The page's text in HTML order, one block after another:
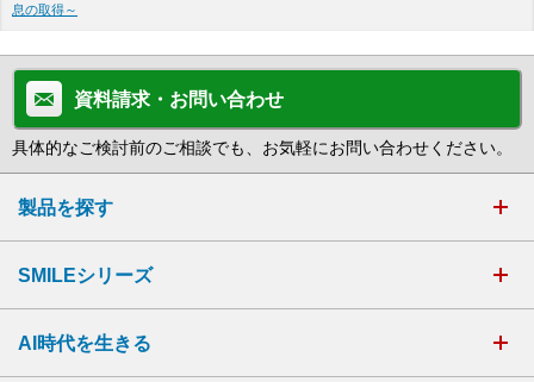
息の取得～
資料請求・お問い合わせ
具体的なご検討前のご相談でも、お気軽にお問い合わせください。
製品を探す
SMILEシリーズ
AI時代を生きる